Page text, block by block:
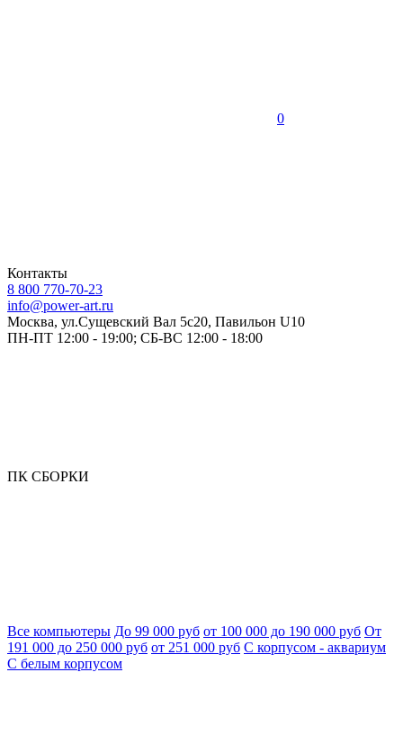
0
Контакты
8 800 770-70-23
info@power-art.ru
Москва, ул.Сущевский Вал 5с20, Павильон U10
ПН-ПТ 12:00 - 19:00; СБ-ВС 12:00 - 18:00
ПК СБОРКИ
Все компьютеры До 99 000 руб от 100 000 до 190 000 руб От
191 000 до 250 000 руб от 251 000 руб С корпусом - аквариум
С белым корпусом